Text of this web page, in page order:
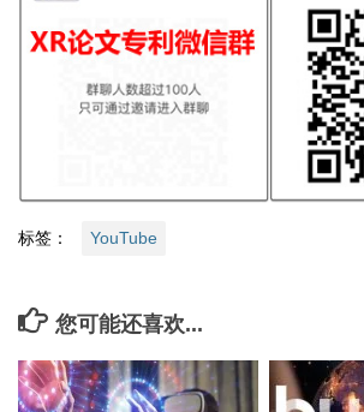
标签： YouTube
您可能还喜欢...